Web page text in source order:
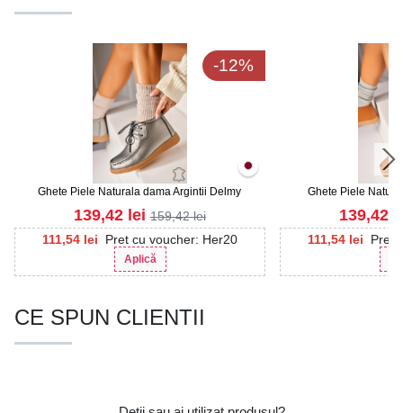
-12%
Ghete Piele Naturala dama Argintii Delmy
111,54 lei Pret cu voucher: Her20
Aplică
139,42 lei 159,42lei
Ghete Piele
111,54 lei Pret
139,42
CE SPUN CLIENTII